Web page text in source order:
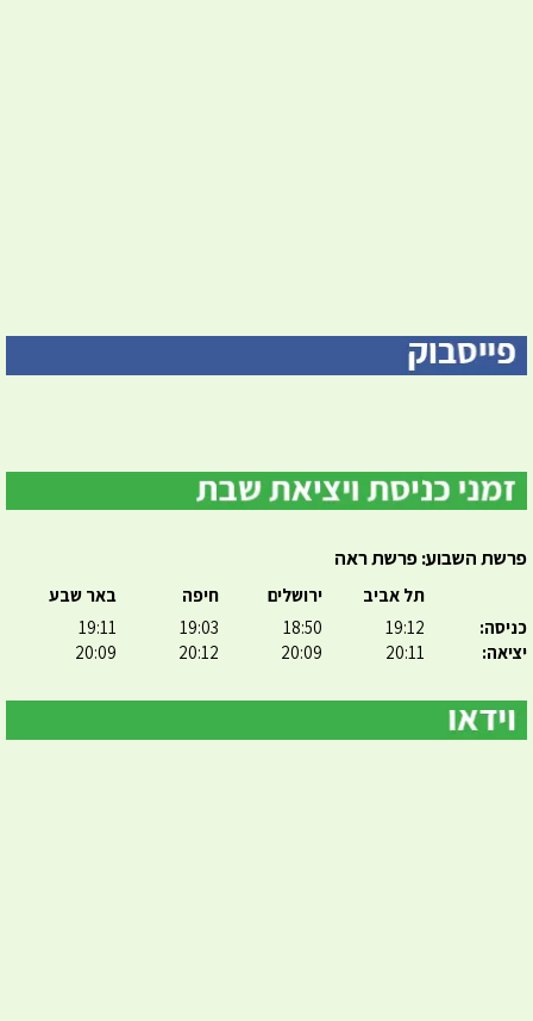
פרשת השבוע: פרשת ראה
כניסה:
יציאה:
תל אביב
19:12
20:11
ירושלים
18:50
20:09
חיפה
19:03
20:12
באר שבע
19:11
20:09